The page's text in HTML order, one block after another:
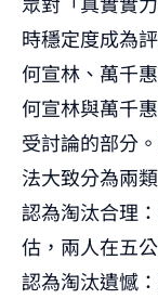
時穩定度成為
何宣林、萬千
何宣林與萬千
受討論的部分
法大致分為兩類
認為淘汰合理
估，兩人在五
認為淘汰遺憾